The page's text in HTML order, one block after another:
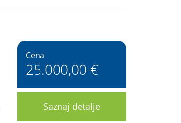
Cena
25.000,00 €
Saznaj detalje